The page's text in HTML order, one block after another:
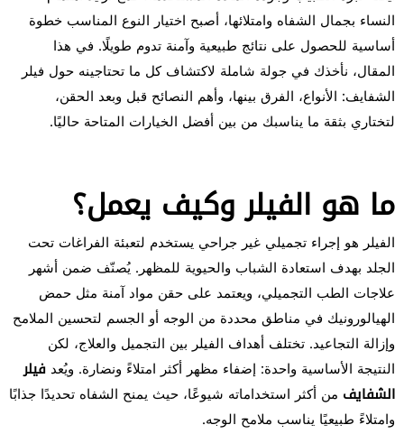
النساء بجمال الشفاه وامتلائها، أصبح اختيار النوع المناسب خطوة
أساسية للحصول على نتائج طبيعية وآمنة تدوم طويلًا. في هذا
المقال، نأخذك في جولة شاملة لاكتشاف كل ما تحتاجينه حول فيلر
الشفايف: الأنواع، الفرق بينها، وأهم النصائح قبل وبعد الحقن،
لتختاري بثقة ما يناسبك من بين أفضل الخيارات المتاحة حاليًا.
ما هو الفيلر وكيف يعمل؟
الفيلر هو إجراء تجميلي غير جراحي يستخدم لتعبئة الفراغات تحت
الجلد بهدف استعادة الشباب والحيوية للمظهر. يُصنّف ضمن أشهر
علاجات الطب التجميلي، ويعتمد على حقن مواد آمنة مثل حمض
الهيالورونيك في مناطق محددة من الوجه أو الجسم لتحسين الملامح
وإزالة التجاعيد. تختلف أهداف الفيلر بين التجميل والعلاج، لكن
النتيجة الأساسية واحدة: إضفاء مظهر أكثر امتلاءً ونضارة. ويُعد فيلر
الشفايف من أكثر استخداماته شيوعًا، حيث يمنح الشفاه تحديدًا جذابًا
وامتلاءً طبيعيًا يناسب ملامح الوجه.